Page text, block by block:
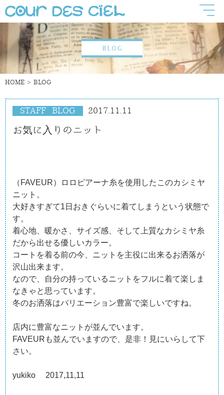
HOME BLOG
STAFF BLOG 2017.11.11
お気に入りのニット
（FAVEUR）ロロピアーナ糸を使用したこのカシミヤ
ニット。
大好きすぎて1日おきぐらいに着てしまうという状態で
す。
着心地、暖かさ、サイズ感、そして上質なカシミヤ糸
だから出せる優しいカラー。
コートを着る前の今、ニットを主役に出来るお洒落が
沢山出来ます。
なので、自分の持っているニットをフルに着て楽しま
なきゃと思っています。
冬のお洒落はバリエーション豊富で楽しいですね。
店内に豊富なニットが並んでいます。
FAVEURも並んでいますので、是非！見にいらして下
さい。
yukiko 2017,11,11